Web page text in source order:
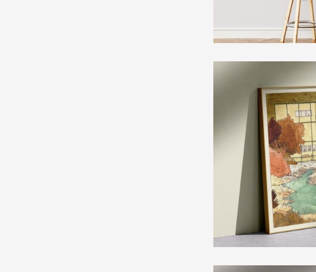
JARDIM À
15,00 € —